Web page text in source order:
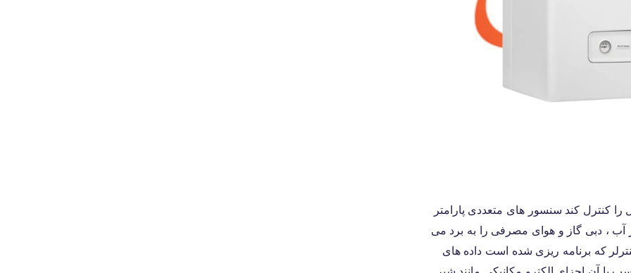
را کنترل کند سنسور های متعددی پارامتر
آب ، دبی گاز و هوای مصرفی را به برد می
که برنامه ریزی شده است داده های